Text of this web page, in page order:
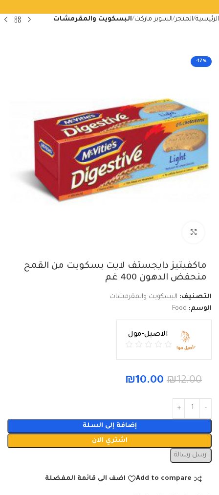
الرئيسية المتجر السوبر ماركت البسكويت والمقرمشات
-17%
ماكفيتيز دايجستف لايت بسكويت من القمح
منحفض الدهون 400 غم
التصنيف: البسكويت والمقرمشات
الوسم: Food
الاصيل-مول
₪12.00
₪10.00
إضافة إلى السلة
اشتري الان
ارسل رسالة
Add to compare اضف الى قائمة المفضلة